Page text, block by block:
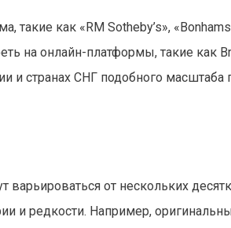
как «RM Sotheby’s»,
на онлайн-платформы, такие как
и странах СНГ подобного
от нескольких
и редкости. Например,